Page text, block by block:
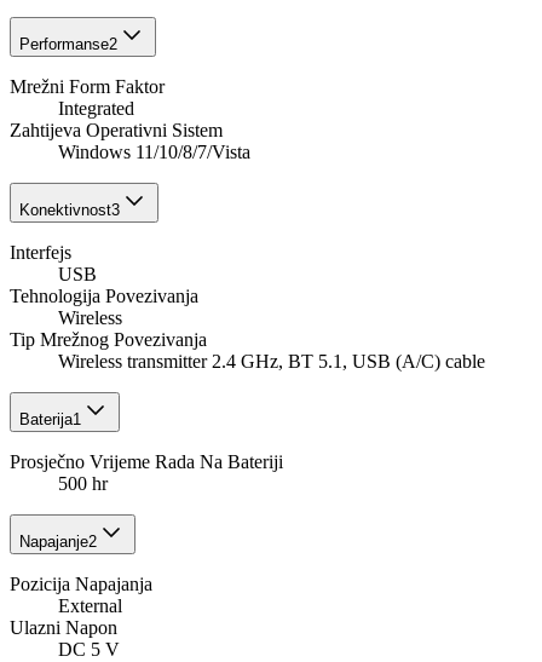
Performanse2
Mrežni Form Faktor
Integrated
Zahtijeva Operativni Sistem
Windows 11/10/8/7/Vista
Konektivnost3
Interfejs
USB
Tehnologija Povezivanja
Wireless
Tip Mrežnog Povezivanja
Wireless transmitter 2.4 GHz, BT 5.1, USB (A/C) cable
Baterija1
Prosječno Vrijeme Rada Na Bateriji
500 hr
Napajanje2
Pozicija Napajanja
External
Ulazni Napon
DC 5 V